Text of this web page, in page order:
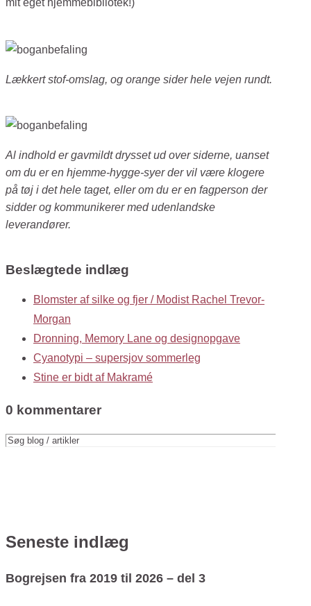
Lækkert stof-omslag, og orange sider hele vejen rundt.
Al indhold er gavmildt drysset ud over siderne, uanset
om du er en hjemme-hygge-syer der vil være klogere
på tøj i det hele taget, eller om du er en fagperson der
sidder og kommunikerer med udenlandske
leverandører.
Beslægtede indlæg
Blomster af silke og fjer / Modist Rachel Trevor-
Morgan
Dronning, Memory Lane og designopgave
Cyanotypi – supersjov sommerleg
Stine er bidt af Makramé
0 kommentarer
Seneste indlæg
Bogrejsen fra 2019 til 2026 – del 3